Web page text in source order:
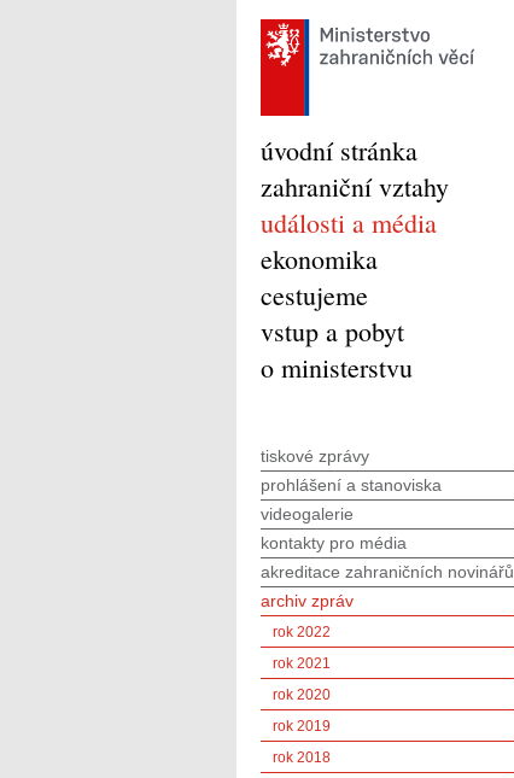
úvodní stránka
zahraniční vztahy
události a média
ekonomika
cestujeme
vstup a pobyt
o ministerstvu
tiskové zprávy
prohlášení a stanoviska
videogalerie
kontakty pro média
akreditace zahraničních novinářů
archiv zpráv
rok 2022
rok 2021
rok 2020
rok 2019
rok 2018